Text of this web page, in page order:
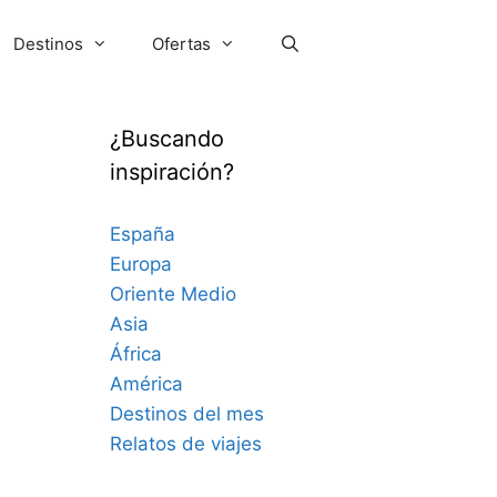
Destinos Ofertas
¿Buscando
inspiración?
España
Europa
Oriente Medio
Asia
África
América
Destinos del mes
Relatos de viajes